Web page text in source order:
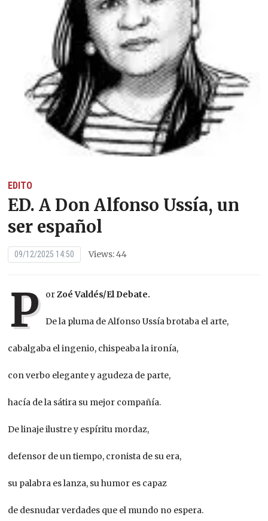
EDITO
ED. A Don Alfonso Ussía, un
ser español
09/12/2025 14:50 Views: 44
P orZoé Valdés/El Debate.
De la pluma de Alfonso Ussía brotaba el arte,
cabalgaba el ingenio, chispeaba la ironía,
con verbo elegante y agudeza de parte,
hacía de la sátira su mejor compañía.
De linaje ilustre y espíritu mordaz,
defensor de un tiempo, cronista de su era,
su palabra es lanza, su humor es capaz
de desnudar verdades que el mundo no espera.